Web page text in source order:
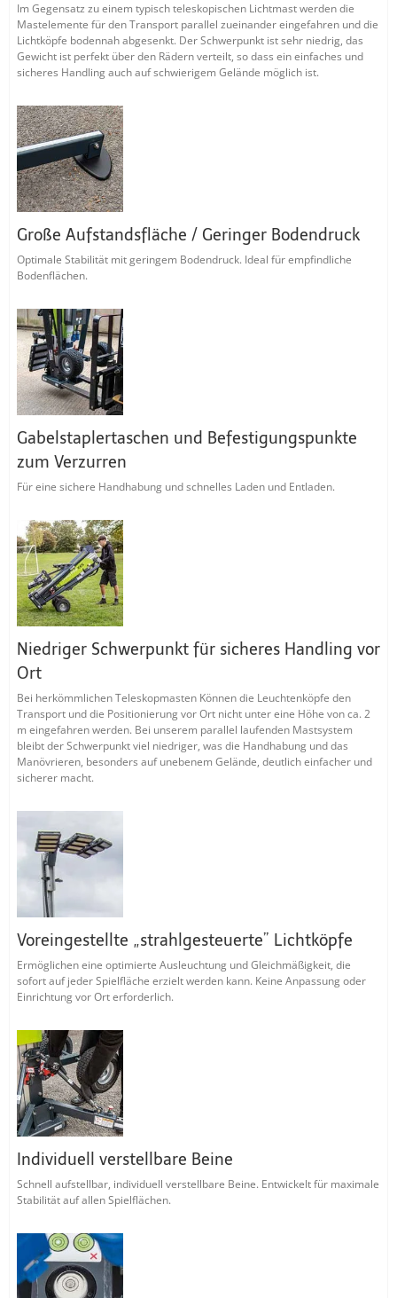
Im Gegensatz zu einem typisch teleskopischen Lichtmast werden die
Mastelemente für den Transport parallel zueinander eingefahren und die
Lichtköpfe bodennah abgesenkt. Der Schwerpunkt ist sehr niedrig, das
Gewicht ist perfekt über den Rädern verteilt, so dass ein einfaches und
sicheres Handling auch auf schwierigem Gelände möglich ist.
Große Aufstandsfläche / Geringer Bodendruck
Optimale Stabilität mit geringem Bodendruck. Ideal für empfindliche
Bodenflächen.
Gabelstaplertaschen und Befestigungspunkte
zum Verzurren
Für eine sichere Handhabung und schnelles Laden und Entladen.
Niedriger Schwerpunkt für sicheres Handling vor
Ort
Bei herkömmlichen Teleskopmasten Können die Leuchtenköpfe den
Transport und die Positionierung vor Ort nicht unter eine Höhe von ca. 2
m eingefahren werden. Bei unserem parallel laufenden Mastsystem
bleibt der Schwerpunkt viel niedriger, was die Handhabung und das
Manövrieren, besonders auf unebenem Gelände, deutlich einfacher und
sicherer macht.
Voreingestellte „strahlgesteuerte” Lichtköpfe
Ermöglichen eine optimierte Ausleuchtung und Gleichmäßigkeit, die
sofort auf jeder Spielfläche erzielt werden kann. Keine Anpassung oder
Einrichtung vor Ort erforderlich.
Individuell verstellbare Beine
Schnell aufstellbar, individuell verstellbare Beine. Entwickelt für maximale
Stabilität auf allen Spielflächen.